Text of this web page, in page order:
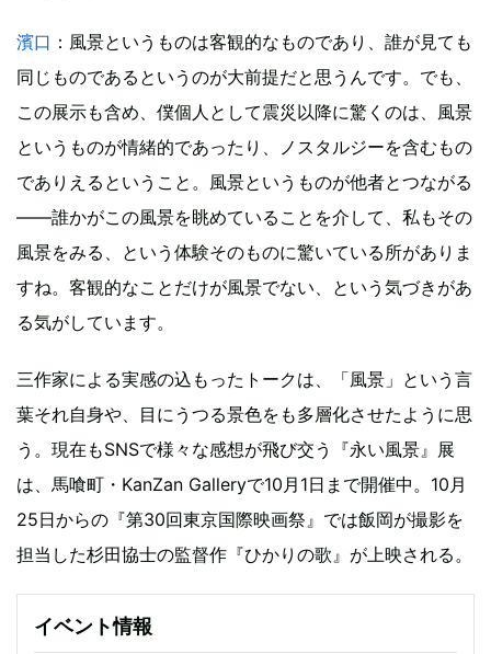
濱口 ：風景というものは客観的なものであり、誰が見ても
同じものであるというのが大前提だと思うんです。でも、
この展示も含め、僕個人として震災以降に驚くのは、風景
というものが情緒的であったり、ノスタルジーを含むもの
でありえるということ。風景というものが他者とつながる
――誰かがこの風景を眺めていることを介して、私もその
風景をみる、という体験そのものに驚いている所がありま
すね。客観的なことだけが風景でない、という気づきがあ
る気がしています。
三作家による実感の込もったトークは、「風景」という言
葉それ自身や、目にうつる景色をも多層化させたように思
う。現在もSNSで様々な感想が飛び交う『永い風景』展
は、馬喰町・KanZan Galleryで10月1日まで開催中。10月
25日からの『第30回東京国際映画祭』では飯岡が撮影を
担当した杉田協士の監督作『ひかりの歌』が上映される。
イベント情報